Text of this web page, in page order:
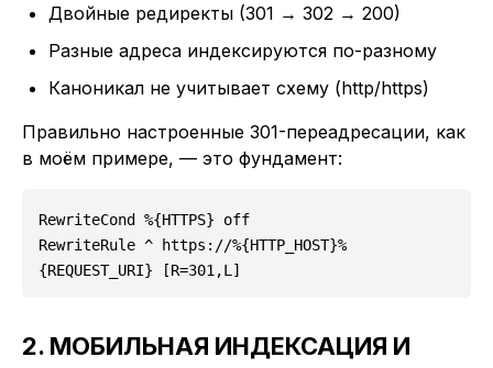
Двойные редиректы (301 → 302 → 200)
Разные адреса индексируются по-разному
Каноникал не учитывает схему (http/https)
Правильно настроенные 301-переадресации, как
в моём примере, — это фундамент:
RewriteCond %{HTTPS} off
RewriteRule ^ https://%{HTTP_HOST}%
{REQUEST_URI} [R=301,L]
2. МОБИЛЬНАЯ ИНДЕКСАЦИЯ И